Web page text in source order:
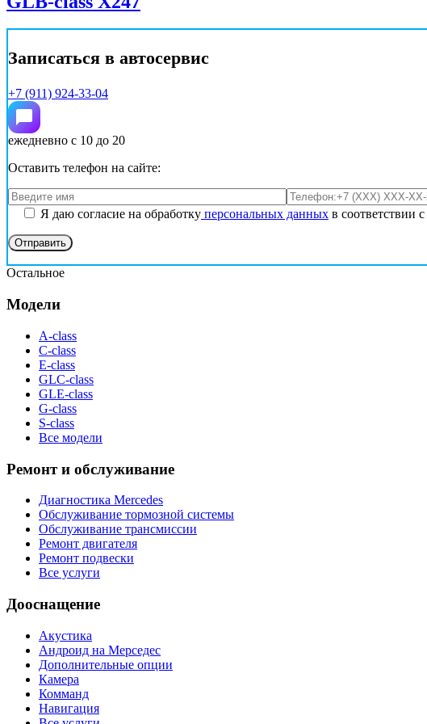
Записаться в автосервис
+7 (911) 924-33-04
ежедневно с 10 до 20
Оставить телефон на сайте:
Я даю согласие на обработку персональных данных в соответствии с
Остальное
Модели
A-class
C-class
E-class
GLC-class
GLE-class
G-class
S-class
Все модели
Ремонт и обслуживание
Диагностика Mercedes
Обслуживание тормозной системы
Обслуживание трансмиссии
Ремонт двигателя
Ремонт подвески
Все услуги
Дооснащение
Акустика
Андроид на Мерседес
Дополнительные опции
Камера
Комманд
Навигация